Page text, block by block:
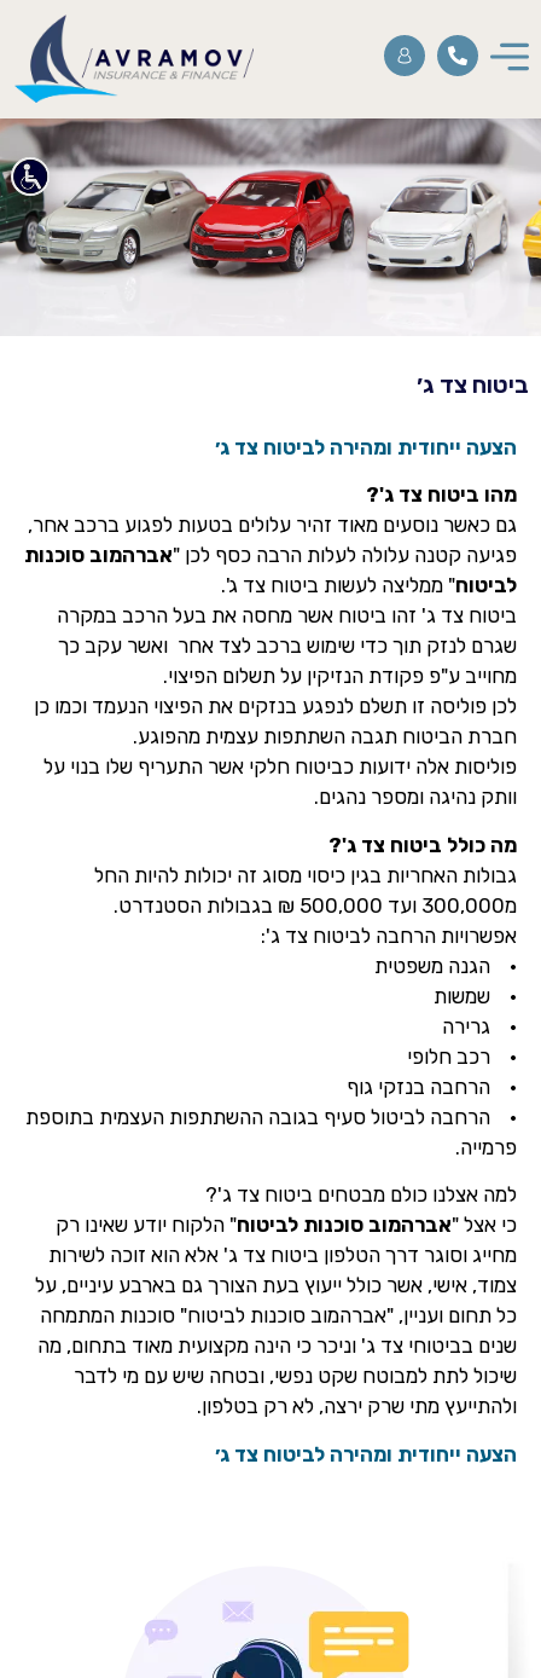
ביטוח צד ג׳
הצעה ייחודית ומהירה לביטוח צד ג׳
מהו ביטוח צד ג'?
גם כאשר נוסעים מאוד זהיר עלולים בטעות לפגוע ברכב אחר,
פגיעה קטנה עלולה לעלות הרבה כסף לכן "אברהמוב סוכנות
לביטוח" ממליצה לעשות ביטוח צד ג'.
ביטוח צד ג' זהו ביטוח אשר מחסה את בעל הרכב במקרה
שגרם לנזק תוך כדי שימוש ברכב לצד אחר ואשר עקב כך
מחוייב ע"פ פקודת הנזיקין על תשלום הפיצוי.
לכן פוליסה זו תשלם לנפגע בנזקים את הפיצוי הנעמד וכמו כן
חברת הביטוח תגבה השתתפות עצמית מהפוגע.
פוליסות אלה ידועות כביטוח חלקי אשר התעריף שלו בנוי על
וותק נהיגה ומספר נהגים.
מה כולל ביטוח צד ג'?
גבולות האחריות בגין כיסוי מסוג זה יכולות להיות החל
מ300,000 ועד 500,000 ₪ בגבולות הסטנדרט.
אפשרויות הרחבה לביטוח צד ג':
• הגנה משפטית
• שמשות
• גרירה
• רכב חלופי
• הרחבה בנזקי גוף
• הרחבה לביטול סעיף בגובה ההשתתפות העצמית בתוספת
פרמייה.
למה אצלנו כולם מבטחים ביטוח צד ג'?
כי אצל "אברהמוב סוכנות לביטוח" הלקוח יודע שאינו רק
מחייג וסוגר דרך הטלפון ביטוח צד ג' אלא הוא זוכה לשירות
צמוד, אישי, אשר כולל ייעוץ בעת הצורך גם בארבע עיניים, על
כל תחום ועניין, "אברהמוב סוכנות לביטוח" סוכנות המתמחה
שנים בביטוחי צד ג' וניכר כי הינה מקצועית מאוד בתחום, מה
שיכול לתת למבוטח שקט נפשי, ובטחה שיש עם מי לדבר
ולהתייעץ מתי שרק ירצה, לא רק בטלפון.
הצעה ייחודית ומהירה לביטוח צד ג׳